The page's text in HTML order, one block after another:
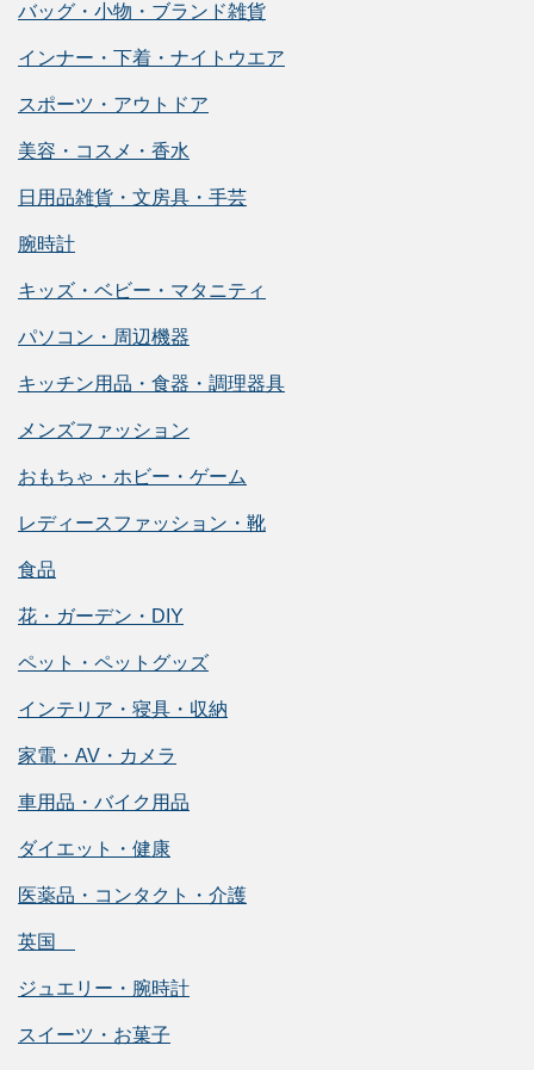
バッグ・小物・ブランド雑貨
インナー・下着・ナイトウエア
スポーツ・アウトドア
美容・コスメ・香水
日用品雑貨・文房具・手芸
腕時計
キッズ・ベビー・マタニティ
パソコン・周辺機器
キッチン用品・食器・調理器具
メンズファッション
おもちゃ・ホビー・ゲーム
レディースファッション・靴
食品
花・ガーデン・DIY
ペット・ペットグッズ
インテリア・寝具・収納
家電・AV・カメラ
車用品・バイク用品
ダイエット・健康
医薬品・コンタクト・介護
英国
ジュエリー・腕時計
スイーツ・お菓子